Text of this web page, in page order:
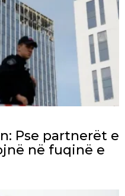
Pse partnerët e
në fuqinë e